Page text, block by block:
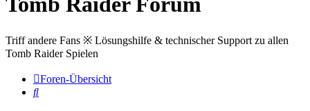
Triff andere Fans ※ Lösungshilfe & technischer Support zu allen
Tomb Raider Spielen
Foren-Übersicht
Suche